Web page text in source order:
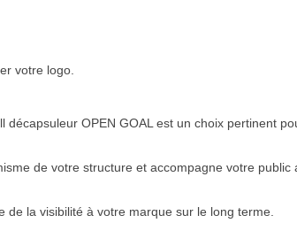
votre logo.
OPEN GOAL est un choix pertinent
de votre structure et accompagne votre
la visibilité à votre marque sur le long terme.